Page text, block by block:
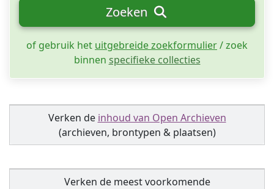
Zoeken
of gebruik het uitgebreide zoekformulier/ zoek
binnen specifieke collecties
Verken de inhoud van Open Archieven
(archieven, brontypen & plaatsen)
Verken de meest voorkomende